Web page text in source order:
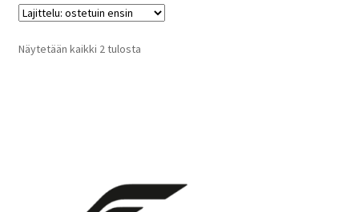
Mainosteippaukset & teippausten poisto
Muovitarrat & tulostetut tarrat
Näytetään kaikki 2 tulostaSuosituimmat